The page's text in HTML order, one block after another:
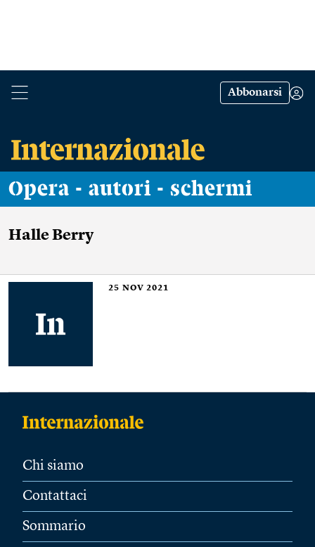
Abbonarsi
Opera - autori - schermi
Halle Berry
25 NOV 2021
Chi siamo
Contattaci
Sommario